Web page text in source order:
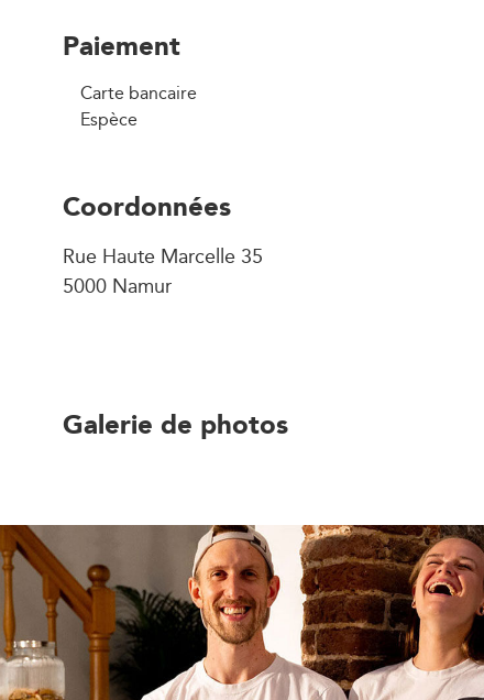
Paiement
Carte bancaire
Espèce
Coordonnées
Rue Haute Marcelle 35
5000 Namur
Galerie de photos